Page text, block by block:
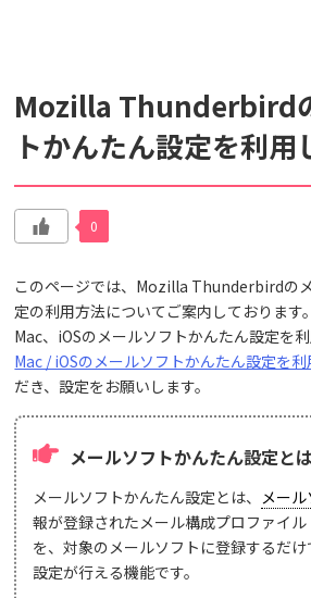
検索対象
すべて
サポート情報
よく
動画マニュアル
個人情報保護のため、お名前や連絡先、会員
サイト内検索について
Mozilla Thunderbird
トかんたん設定を利用
0
このページでは、Mozilla Thunderbirdの
定の利用方法についてご案内しております。
Mac、iOSのメールソフトかんたん設定を利
Mac / iOSのメールソフトかんたん設定を
だき、設定をお願いします。
メールソフトかんたん設定とは
メールソフトかんたん設定とは、 メール
報が登録されたメール構成プロファイル
を、対象のメールソフトに登録するだ
設定が行える機能です。